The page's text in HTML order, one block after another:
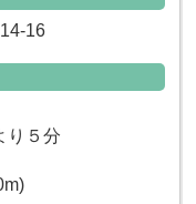
16
り５分